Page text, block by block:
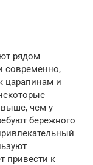
рядом
современно,
царапинам и
выше, чем у
бережного
привести к